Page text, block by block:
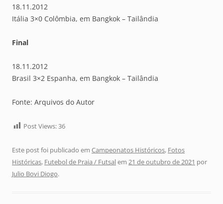
18.11.2012
Itália 3×0 Colômbia, em Bangkok – Tailândia
Final
18.11.2012
Brasil 3×2 Espanha, em Bangkok – Tailândia
Fonte: Arquivos do Autor
Post Views:36
Este post foi publicado em Campeonatos Históricos, Fotos
Históricas, Futebol de Praia / Futsalem 21 de outubro de 2021 por
Julio Bovi Diogo.